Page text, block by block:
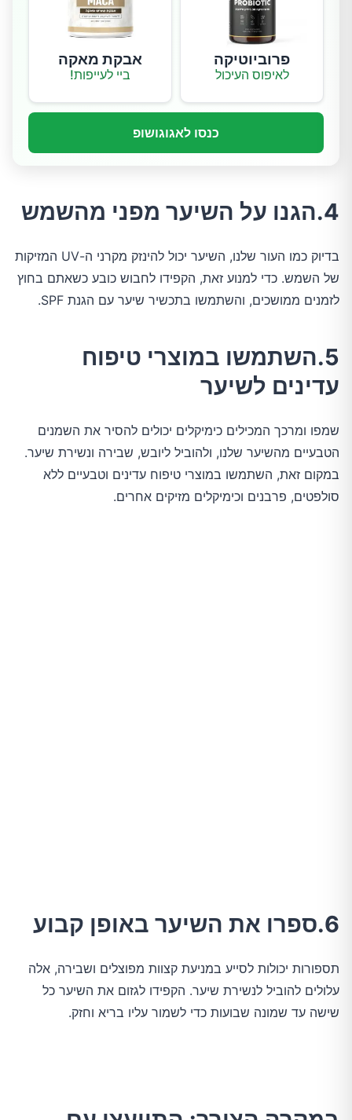
פרוביוטיקה
לאיפוס העיכול
אבקת מאקה
ביי לעייפות!
כנסו לאגוגושופ
4.הגנו על השיער מפני מהשמש
בדיוק כמו העור שלנו, השיער יכול להינזק מקרני ה-UV המזיקות
של השמש. כדי למנוע זאת, הקפידו לחבוש כובע כשאתם בחוץ
לזמנים ממושכים, והשתמשו בתכשיר שיער עם הגנת SPF.
5.השתמשו במוצרי טיפוח
עדינים לשיער
שמפו ומרכך המכילים כימיקלים יכולים להסיר את השמנים
הטבעיים מהשיער שלנו, ולהוביל ליובש, שבירה ונשירת שיער.
במקום זאת, השתמשו במוצרי טיפוח עדינים וטבעיים ללא
סולפטים, פרבנים וכימיקלים מזיקים אחרים.
6.ספרו את השיער באופן קבוע
תספורות יכולות לסייע במניעת קצוות מפוצלים ושבירה, אלה
עלולים להוביל לנשירת שיער. הקפידו לגזום את השיער כל
שישה עד שמונה שבועות כדי לשמור עליו בריא וחזק.